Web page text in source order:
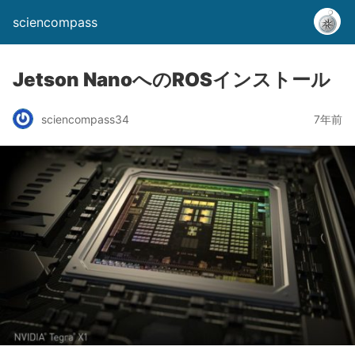
sciencompass
Jetson NanoへのROSインストール
sciencompass34 7年前